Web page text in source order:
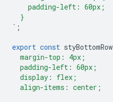
    padding-left: 60px;
  }
` ;
export const styBottomRow
  margin-top: 4px;
  padding-left: 60px;
  display: flex;
  align-items: center;